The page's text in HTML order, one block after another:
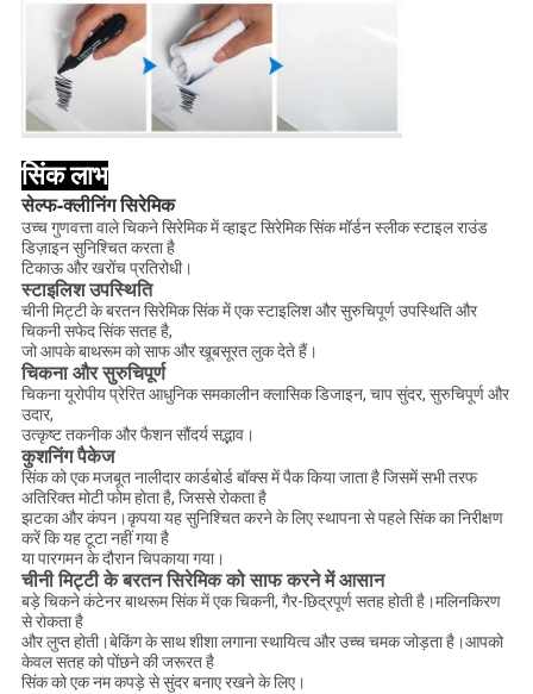
सिंक लाभ
सेल्फ-क्लीनिंग सिरेमिक
उच्च गुणवत्ता वाले चिकने सिरेमिक में व्हाइट सिरेमिक सिंक मॉर्डन स्लीक स्टाइल राउंड
डिज़ाइन सुनिश्चित करता है
टिकाऊ और खरोंच प्रतिरोधी।
स्टाइलिश उपस्थिति
चीनी मिट्टी के बरतन सिरेमिक सिंक में एक स्टाइलिश और सुरुचिपूर्ण उपस्थिति और
चिकनी सफेद सिंक सतह है,
जो आपके बाथरूम को साफ और खूबसूरत लुक देते हैं।
चिकना और सुरुचिपूर्ण
चिकना यूरोपीय प्रेरित आधुनिक समकालीन क्लासिक डिजाइन, चाप सुंदर, सुरुचिपूर्ण और
उदार,
उत्कृष्ट तकनीक और फैशन सौंदर्य सद्भाव।
कुशनिंग पैकेज
सिंक को एक मजबूत नालीदार कार्डबोर्ड बॉक्स में पैक किया जाता है जिसमें सभी तरफ
अतिरिक्त मोटी फोम होता है, जिससे रोकता है
झटका और कंपन।कृपया यह सुनिश्चित करने के लिए स्थापना से पहले सिंक का निरीक्षण
करें कि यह टूटा नहीं गया है
या पारगमन के दौरान चिपकाया गया।
चीनी मिट्टी के बरतन सिरेमिक को साफ करने में आसान
बड़े चिकने कंटेनर बाथरूम सिंक में एक चिकनी, गैर-छिद्रपूर्ण सतह होती है।मलिनकिरण
से रोकता है
और लुप्त होती।बेकिंग के साथ शीशा लगाना स्थायित्व और उच्च चमक जोड़ता है।आपको
केवल सतह को पोंछने की जरूरत है
सिंक को एक नम कपड़े से सुंदर बनाए रखने के लिए।